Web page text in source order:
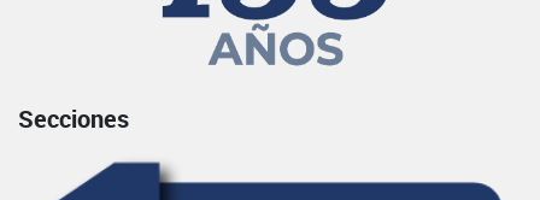
Secciones